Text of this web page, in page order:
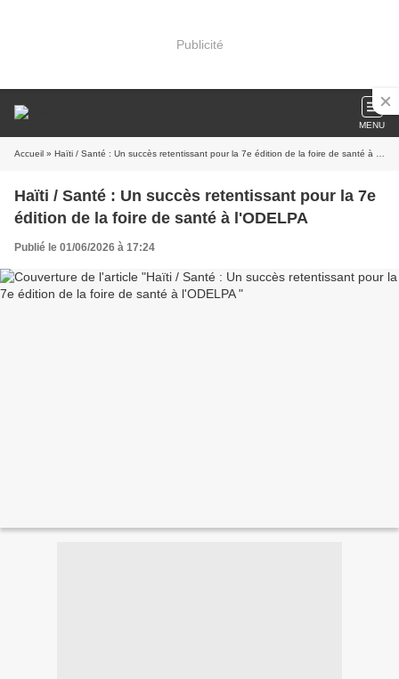
Publicité
MENU
Accueil » Haïti / Santé : Un succès retentissant pour la 7e édition de la foire de santé à l'ODELPA
Haïti / Santé : Un succès retentissant pour la 7e
édition de la foire de santé à l'ODELPA
Publié le 01/06/2026 à 17:24